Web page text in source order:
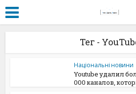
Тег -
Національні новини
Youtube удалил
000 каналов,